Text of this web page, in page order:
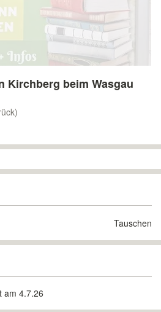
Kirchberg beim Wasgau
Tauschen
am 4.7.26